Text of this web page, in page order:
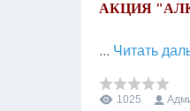
АКЦИЯ
... Читать
1025